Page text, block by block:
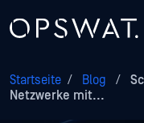
Startseite / Blog /
Netzwerke mit...